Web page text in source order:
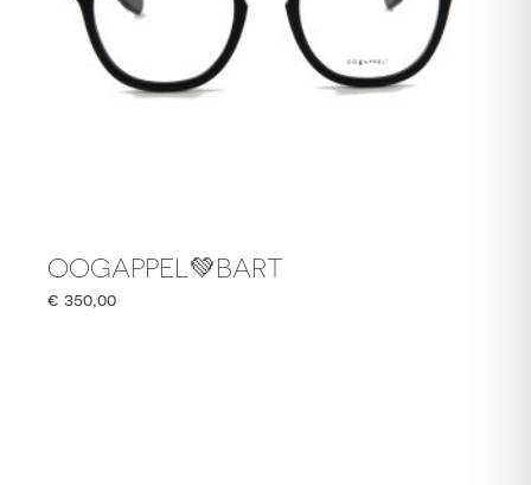
OOGAPPEL💚BART
€ 350,00